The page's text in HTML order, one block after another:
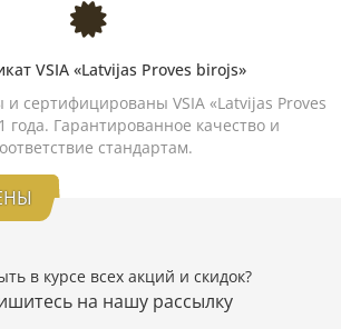
VSIA «Latvijas Proves birojs»
и сертифицированы VSIA «Latvijas Proves
года. Гарантированное качество и
стандартам.
в курсе всех акций и скидок?
на нашу рассылку